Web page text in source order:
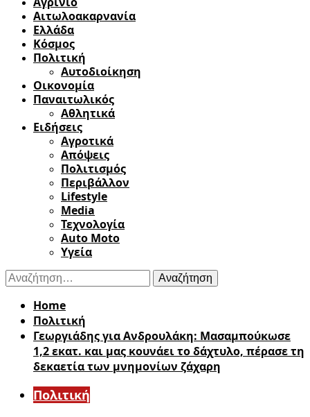
Αιτωλοακαρνανία
Ελλάδα
Κόσμος
Πολιτική
Αυτοδιοίκηση
Οικονομία
Παναιτωλικός
Αθλητικά
Ειδήσεις
Αγροτικά
Απόψεις
Πολιτισμός
Περιβάλλον
Lifestyle
Media
Τεχνολογία
Auto Moto
Υγεία
Αναζήτηση
για:
Home
Πολιτική
Γεωργιάδης για Ανδρουλάκη: Μασαμπούκωσε
1,2 εκατ. και μας κουνάει το δάχτυλο, πέρασε τη
δεκαετία των μνημονίων ζάχαρη
Πολιτική